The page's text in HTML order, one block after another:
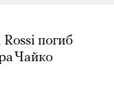
погиб
Чайко